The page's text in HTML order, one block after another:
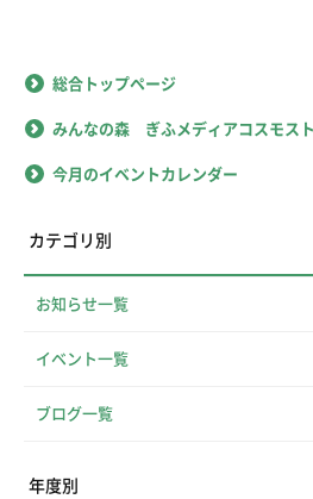
総合トップページ
みんなの森 ぎふメディアコスモス
今月のイベントカレンダー
カテゴリ別
お知らせ一覧
イベント一覧
ブログ一覧
年度別